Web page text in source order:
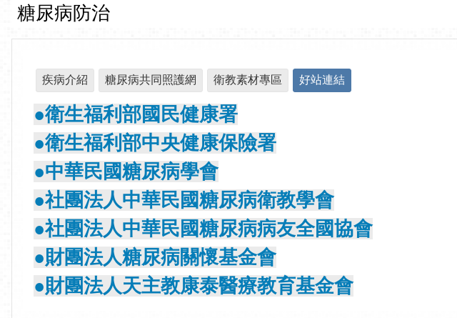
糖尿病防治
疾病介紹 糖尿病共同照護網 衛教素材專區 好站連結
●衛生福利部國民健康署
●衛生福利部中央健康保險署
●中華民國糖尿病學會
●社團法人中華民國糖尿病衛教學會
●社團法人中華民國糖尿病病友全國協會
●財團法人糖尿病關懷基金會
●財團法人天主教康泰醫療教育基金會